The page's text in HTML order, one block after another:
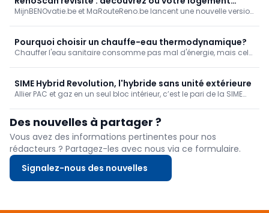
destinés aux installateurs professionnels, en mettant l’accent sur
la simplicité, des prix compétitifs et une livraison rapide.
permet de réaliser les plus grandes économies
d'énergie
MijnBENOvatie.be et MaRouteReno.be lancent une nouvelle version
performance énergétique de leur logement, des travaux de
rénovation prioritaires et des aides financières correspondantes,
grâce à un rapport personnalisé et des conseils étape par étape.
Pourquoi choisir un chauffe-eau thermodynamique?
Chauffer l'eau sanitaire consomme pas mal d'énergie, mais cela
principales options d'économie. Nous vous en disons plus sur
leur fo
SIME Hybrid Revolution, l'hybride sans unité extérieure
Allier PAC et gaz en un seul bloc intérieur, c’est le pari de la SIME
silence et économies sans unité externe!
Des nouvelles à partager ?
Vous avez des informations pertinentes pour nos
rédacteurs ? Partagez-les avec nous via ce formulaire.
Signalez-nous des nouvelles